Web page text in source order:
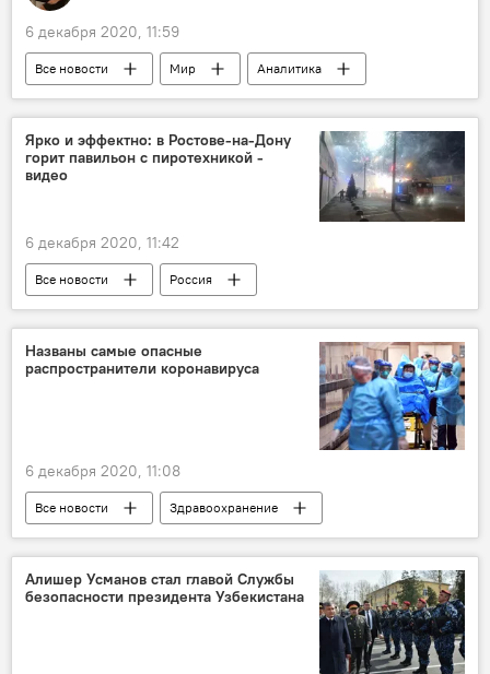
6 декабря 2020, 11:59
Все новости Мир
Аналитика
Колумнисты
коронавирус
Коронавирус: опасное заболевание в России и мире
Ярко и эффектно: в Ростове-на-Дону
горит павильон с пиротехникой -
видео
6 декабря 2020, 11:42
Все новости
Россия
Происшествия, ЧП, криминал
пожар
Видео
Названы самые опасные
распространители коронавируса
6 декабря 2020, 11:08
Все новости
Здравоохранение
Россия
коронавирус
Коронавирус: опасное заболевание в России и мире
Алишер Усманов стал главой Службы
безопасности президента Узбекистана